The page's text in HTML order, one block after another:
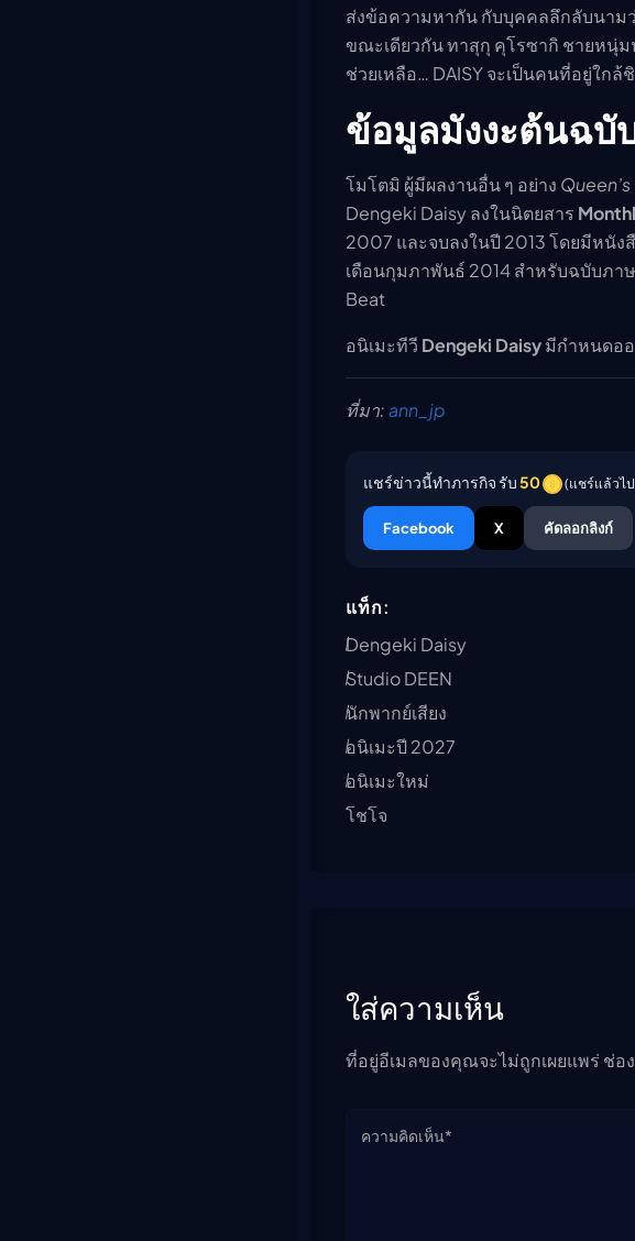
ส่งข้อความหากัน กับบุคคลลึกลับนาม
ขณะเดียวกัน ทาสุกุ คุโรซากิ ชายหนุ่
ช่วยเหลือ… DAISY จะเป็นคนที่อยู่ใก
ข้อมูลมังงะต้นฉบั
โมโตมิ ผู้มีผลงานอื่น ๆ อย่าง
Dengeki Daisy ลงในนิตยสาร
2007 และจบลงในปี 2013 โดยมีหนัง
เดือนกุมภาพันธ์ 2014 สำหรับฉบับภา
Beat
อนิเมะทีวี Dengeki Daisyมีกำหนดอ
ที่มา:ann_jp
แชร์ข่าวนี้ทำภารกิจ รับ50 (แชร์แล้วไป
Facebook X คัดลอกลิงก์
แท็ก:
Dengeki Daisy
Studio DEEN
นักพากย์เสียง
อนิเมะปี 2027
อนิเมะใหม่
โชโจ
ใส่ความเห็น
ที่อยู่อีเมลของคุณจะไม่ถูกเผยแพร่ ช่อ
ความคิดเห็น*